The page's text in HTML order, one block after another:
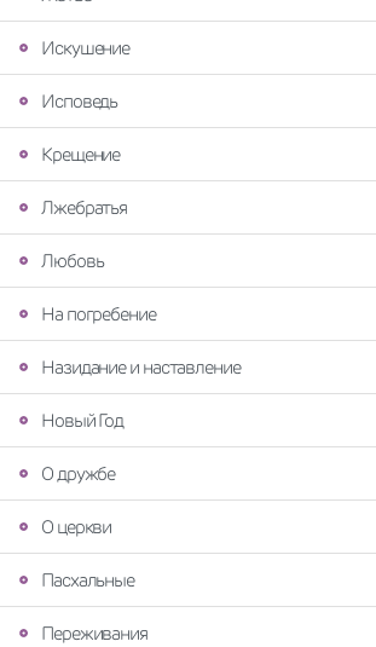
Искушение
Исповедь
Крещение
Лжебратья
Любовь
На погребение
Назидание и наставление
Новый Год
О дружбе
О церкви
Пасхальные
Переживания